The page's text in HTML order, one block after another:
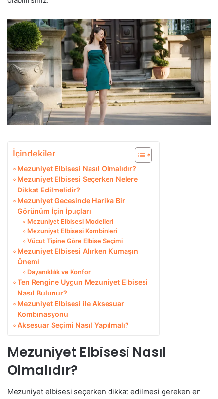
İçindekiler
Mezuniyet Elbisesi Nasıl Olmalıdır?
Mezuniyet Elbisesi Seçerken Nelere
Dikkat Edilmelidir?
Mezuniyet Gecesinde Harika Bir
Görünüm İçin İpuçları
Mezuniyet Elbisesi Modelleri
Mezuniyet Elbisesi Kombinleri
Vücut Tipine Göre Elbise Seçimi
Mezuniyet Elbisesi Alırken Kumaşın
Önemi
Dayanıklılık ve Konfor
Ten Rengine Uygun Mezuniyet Elbisesi
Nasıl Bulunur?
Mezuniyet Elbisesi ile Aksesuar
Kombinasyonu
Aksesuar Seçimi Nasıl Yapılmalı?
Mezuniyet Elbisesi Nasıl
Olmalıdır?
Mezuniyet elbisesi seçerken dikkat edilmesi gereken en